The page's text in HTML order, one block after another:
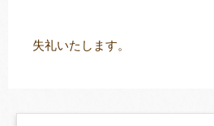
失礼いたします。